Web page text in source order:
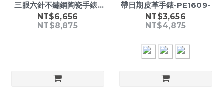
三眼六針不鏽鋼陶瓷手錶-
F1201T-
NT$6,656
NT$8,875
帶日期皮革手錶-PE1609-
NT$3,656
NT$4,875